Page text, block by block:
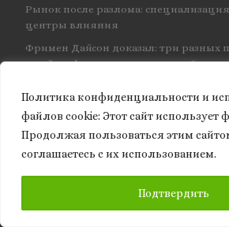
Политика конфиденциальности и
файлов сookie: Этот сайт использует
Продолжая пользоваться этим
соглашаетесь с их использованием.
Подтвердить
Рынок после разлома:
центры влияния
Фримен Дайсон доказал: три разных
и той же физике — и навсегда
© 2026Granite of science– Все